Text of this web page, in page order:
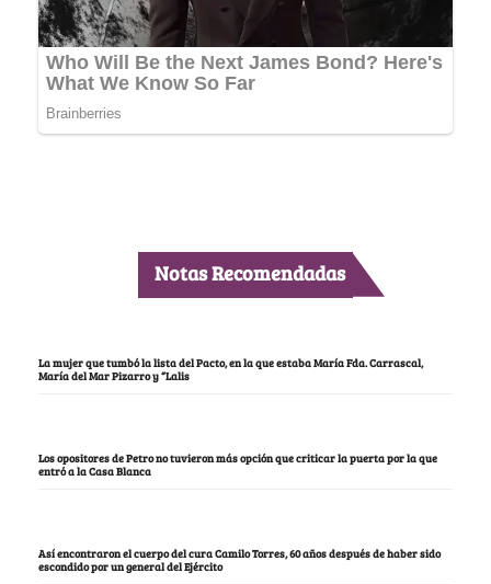
Notas Recomendadas
La mujer que tumbó la lista del Pacto, en la que estaba María Fda. Carrascal,
María del Mar Pizarro y “Lalis
Los opositores de Petro no tuvieron más opción que criticar la puerta por la que
entró a la Casa Blanca
Así encontraron el cuerpo del cura Camilo Torres, 60 años después de haber sido
escondido por un general del Ejército